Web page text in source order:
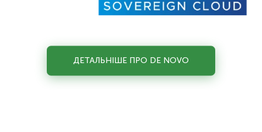
ДЕТАЛЬНІШЕ ПРО DE NOVO